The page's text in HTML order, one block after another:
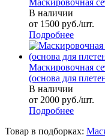
Маскировочная
В наличии
от 1500 руб./шт.
Подробнее
Маскировочная
(основа для
В наличии
от 2000 руб./шт.
Подробнее
Товар в подборках: